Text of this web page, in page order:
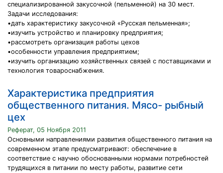
специализированной закусочной (пельменной) на 30 мест.
Задачи исследования:
•дать характеристику закусочной «Русская пельменная»;
•изучить устройство и планировку предприятия;
•рассмотреть организация работы цехов
•особенности управления предприятием;
•изучить организацию хозяйственных связей с поставщиками и
технология товароснабжения.
Характеристика предприятия
общественного питания. Мясо- рыбный
цех
Реферат, 05 Ноября 2011
Основными направлениями развития общественного питания на
современном этапе предусматривают: обеспечение в
соответствие с научно обоснованными нормами потребностей
трудящихся в питании по месту работы, развитие сети